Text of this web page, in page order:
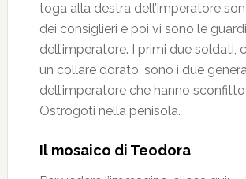
toga alla destra dell’imperatore
dei consiglieri e poi vi sono le
dell’imperatore. I primi due soldati,
un collare dorato, sono i due
dell’imperatore che hanno
Ostrogoti nella penisola.
Il mosaico di Teodora